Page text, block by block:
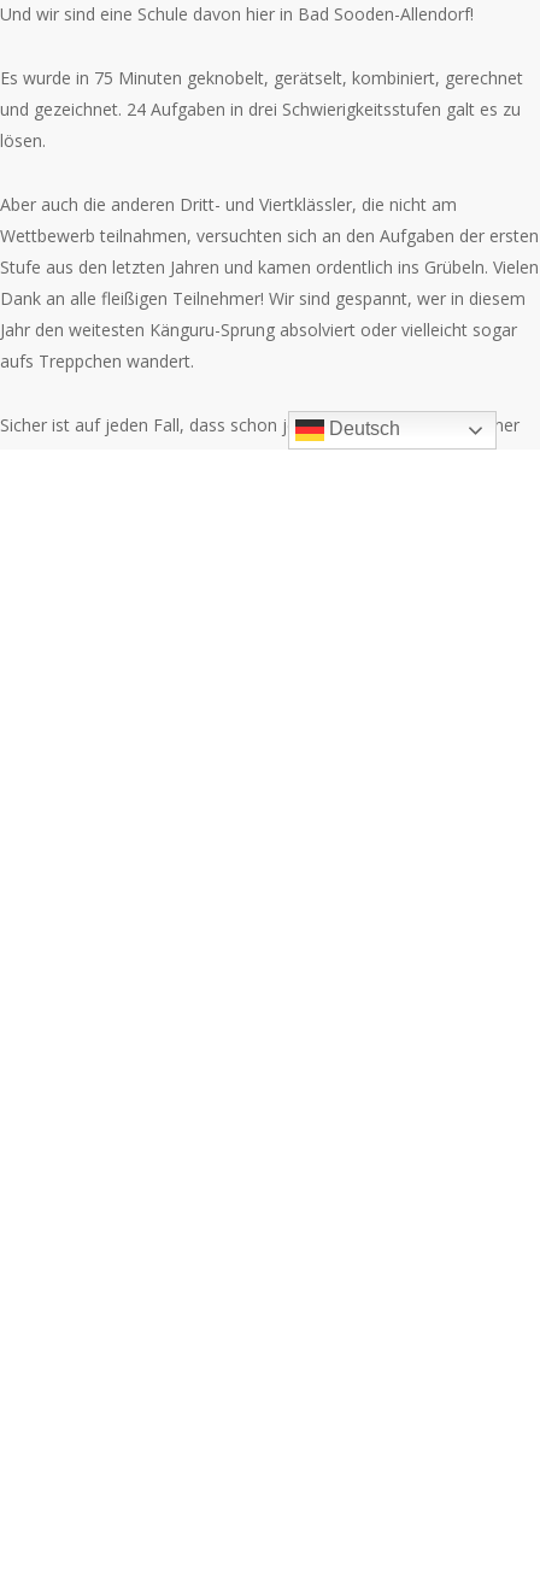
Und wir sind eine Schule davon hier in Bad Sooden-Allendorf!
Es wurde in 75 Minuten geknobelt, gerätselt, kombiniert, gerechnet
und gezeichnet. 24 Aufgaben in drei Schwierigkeitsstufen galt es zu
lösen.
Aber auch die anderen Dritt- und Viertklässler, die nicht am
Wettbewerb teilnahmen, versuchten sich an den Aufgaben der ersten
Stufe aus den letzten Jahren und kamen ordentlich ins Grübeln. Vielen
Dank an alle fleißigen Teilnehmer! Wir sind gespannt, wer in diesem
Jahr den weitesten Känguru-Sprung absolviert oder vielleicht sogar
aufs Treppchen wandert.
Sicher ist auf jeden Fall, dass schon jetzt alle Teilnehmer Gewinner
sind, denn es gibt in ein paar Wochen Urkunden und einen kleinen
Deutsch